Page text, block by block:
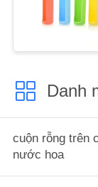
ÁN
YÊU
CẦU
BÁO
GIÁ
Danh
cuộn rỗng trên
nước hoa